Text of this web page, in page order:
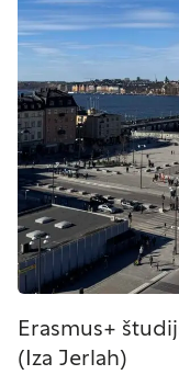
Erasmus+
(Iza Jerlah)